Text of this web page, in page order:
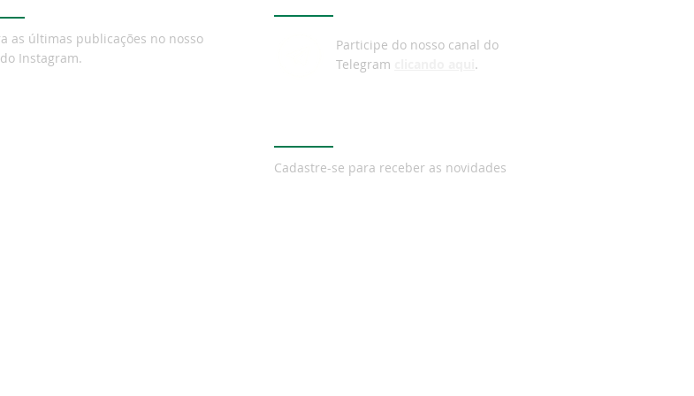
deambulação
as últimas publicações no nosso
Instagram.
Participe do nosso canal do
Telegram
.
Cadastre-se para receber as novidades